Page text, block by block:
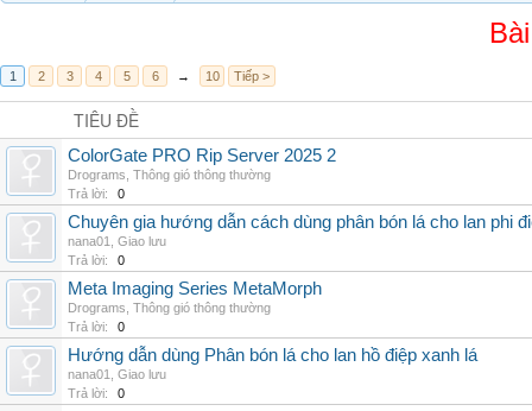
1 2 3 4 5 6 → 10 Tiếp >
TIÊU ĐỀ
ColorGate PRO Rip Server 2025 2
Drograms Thông gió thông thường
Trả lời:
0
Chuyên gia hướng dẫn cách dùng phân bón lá cho lan phi
nana01
Giao lưu
Trả lời:
0
Meta Imaging Series MetaMorph
Drograms Thông gió thông thường
Trả lời:
0
Hướng dẫn dùng Phân bón lá cho lan hồ điệp xanh lá
nana01
Giao lưu
Trả lời:
0